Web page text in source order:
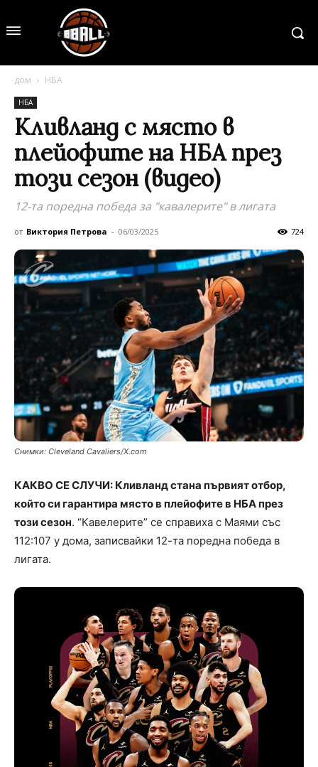
дом НБА
НБА
Кливланд с място в
плейофите на НБА през
този сезон (видео)
12-та поредна победа за "кавалерите" в лигата
от Виктория Петрова - 06/03/2025 724
Снимки: Cleveland Cavaliers/X.com
КАКВО СЕ СЛУЧИ: Кливланд стана първият отбор,
който си гарантира място в плейофите в НБА през
този сезон. “Кавелерите” се справиха с Маями със
112:107 у дома, записвайки 12-та поредна победа в
лигата.